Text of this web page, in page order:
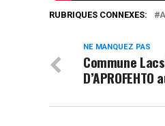
RUBRIQUES CONNEXES:
NE MANQUEZ PAS
Commune